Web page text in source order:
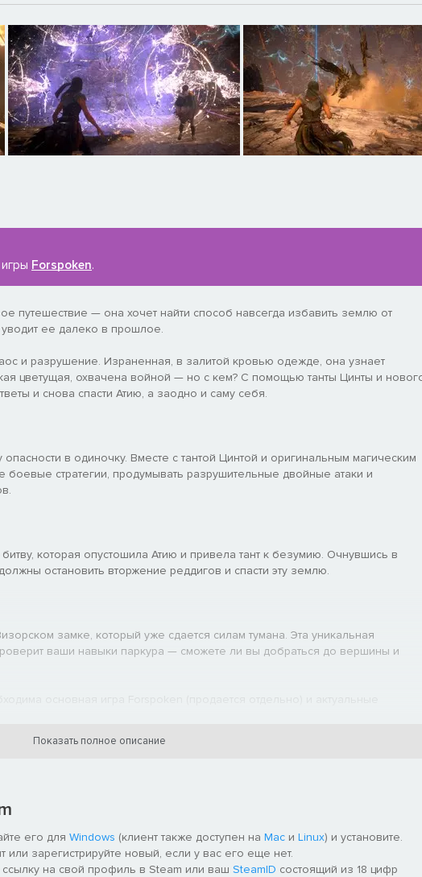
Forspoken.
путешествие — она хочет найти способ навсегда избавить землю от
уводит ее далеко в прошлое.
и разрушение. Израненная, в залитой кровью одежде, она узнает
цветущая, охвачена войной — но с кем? С помощью танты Цинты и
и снова спасти Атию, а заодно и саму себя.
в одиночку. Вместе с тантой Цинтой и оригинальным магическим
стратегии, продумывать разрушительные двойные атаки и
которая опустошила Атию и привела тант к безумию. Очнувшись в
остановить вторжение реддигов и спасти эту землю.
замке, который уже сдается силам тумана. Эта уникальная
ваши навыки паркура — сможете ли вы добраться до вершины и
Показать полное описание
его для Windows (клиент также доступен на Mac и Linux) и установите.
или зарегистрируйте новый, если у вас его еще нет.
на свой профиль в Steam или ваш SteamID состоящий из 18 цифр